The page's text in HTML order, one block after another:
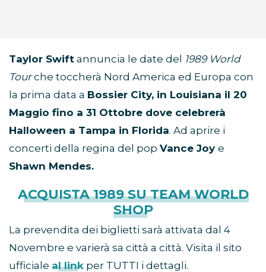
Taylor Swift annuncia le date del 1989 World
Tourche toccherà Nord America ed Europa con
la prima data a Bossier City, in Louisiana il 20
Maggio fino a 31 Ottobre dove celebrerà
Halloween a Tampa in Florida. Ad aprire i
concerti della regina del pop Vance Joy e
Shawn Mendes.
ACQUISTA 1989 SU TEAM WORLD
SHOP
La prevendita dei biglietti sarà attivata dal 4
Novembre e varierà sa città a città. Visita il sito
ufficiale al link per TUTTI i dettagli.